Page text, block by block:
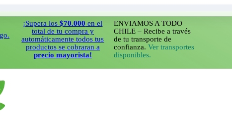
¡Supera los$70.000en el
total de tu compra y
automáticamente todos tus
productos se cobraran a
precio mayorista!
ENVIAMOS A TODO
CHILE – Recibe a través
de tu transporte de
confianza.Ver transportes
disponibles.